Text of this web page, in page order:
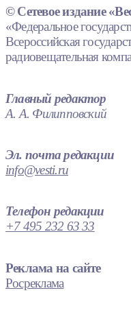
© Сетевое издание
«Федеральное
Всероссийская
радиовещательная
Главный редактор
А. А. Филипповский
Эл. почта редакции
info@vesti.ru
Телефон редакции
+7 495 232 63 33
Реклама на сайте
Росреклама